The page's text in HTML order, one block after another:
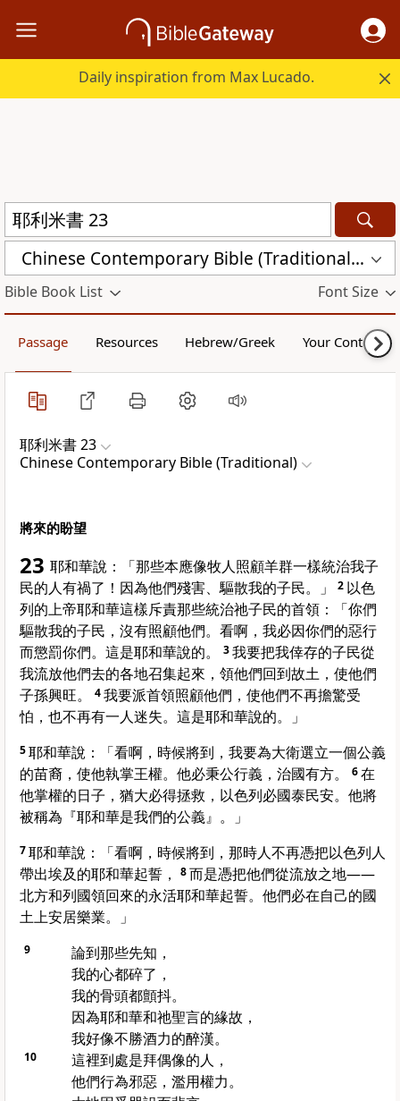
Daily inspiration from Max Lucado.
Chinese Contemporary Bible (Traditional) (CCBT)
Bible Book List Font Size
Passage Resources Hebrew/Greek Your Content
耶利米書 23
Chinese Contemporary Bible (Traditional)
將來的盼望
23 耶和華說：「那些本應像牧人照顧羊群一樣統治我子
民的人有禍了！因為他們殘害、驅散我的子民。」
2 以色
列的上帝耶和華這樣斥責那些統治祂子民的首領：「你們
驅散我的子民，沒有照顧他們。看啊，我必因你們的惡行
而懲罰你們。這是耶和華說的。
3我要把我倖存的子民從
我流放他們去的各地召集起來，領他們回到故土，使他們
子孫興旺。
4我要派首領照顧他們，使他們不再擔驚受
怕，也不再有一人迷失。這是耶和華說的。」
5耶和華說：「看啊，時候將到，我要為大衛選立一個公義
的苗裔，使他執掌王權。他必秉公行義，治國有方。
6在
他掌權的日子，猶大必得拯救，以色列必國泰民安。他將
被稱為『耶和華是我們的公義』。」
7耶和華說：「看啊，時候將到，那時人不再憑把以色列人
帶出埃及的耶和華起誓，
8而是憑把他們從流放之地——
北方和列國領回來的永活耶和華起誓。他們必在自己的國
土上安居樂業。」
9
論到那些先知，
我的心都碎了，
我的骨頭都顫抖。
因為耶和華和祂聖言的緣故，
我好像不勝酒力的醉漢。
10
這裡到處是拜偶像的人，
他們行為邪惡，濫用權力。